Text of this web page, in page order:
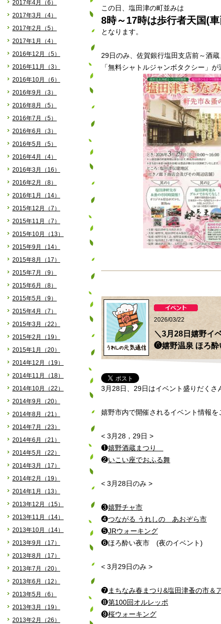
2017年4月（6）
2017年3月（4）
2017年2月（5）
2017年1月（4）
2016年12月（5）
2016年11月（3）
2016年10月（6）
2016年9月（3）
2016年8月（5）
2016年7月（5）
2016年6月（3）
2016年5月（5）
2016年4月（4）
2016年3月（16）
2016年2月（8）
2016年1月（14）
2015年12月（7）
2015年11月（7）
2015年10月（13）
2015年9月（14）
2015年8月（17）
2015年7月（9）
2015年6月（8）
2015年5月（9）
2015年4月（7）
2015年3月（22）
2015年2月（19）
2015年1月（20）
2014年12月（19）
2014年11月（18）
2014年10月（22）
2014年9月（20）
2014年8月（21）
2014年7月（23）
2014年6月（21）
2014年5月（22）
2014年3月（17）
2014年2月（19）
2014年1月（13）
2013年12月（15）
2013年11月（14）
2013年10月（14）
2013年9月（17）
2013年8月（17）
2013年7月（20）
2013年6月（12）
2013年5月（6）
2013年3月（19）
2013年2月（26）
この日、塩田津の町並みは
8時～17時は歩行者天国(
となります。
29日のみ、佐賀銀行塩田支店前～酒
「無料シャトルジャンボタクシー」
2026/03/22
＼3月28日嬉野イ
❻嬉野温泉 ほろ酔
3月28日、29日はイベント盛りだくさ
嬉野市内で開催されるイベント情報
< 3月28，29日 >
❶嬉野酒蔵まつり
❷いこい座でおふる舞
< 3月28日のみ >
❸嬉野チャ市
❹つながる うれしの あおぞら市
❺JRウォーキング
❻ほろ酔い夜市 (夜のイベント)
< 3月29日のみ >
❼まちなみ春まつり&塩田津蚤の市＆
❽第100回オルレッポ
❾桜ウォーキング